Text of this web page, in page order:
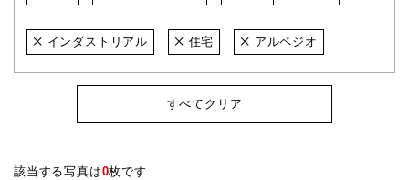
インダストリアル 住宅 アルペジオ
すべてクリア
該当する写真は0枚です